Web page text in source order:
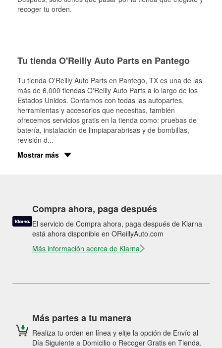
recoger tu orden.
Tu tienda O'Reilly Auto Parts en Pantego
Tu tienda O'Reilly Auto Parts en Pantego, TX es una de las
más de 6,000 tiendas O'Reilly Auto Parts a lo largo de los
Estados Unidos. Contamos con todas las autopartes,
herramientas y accesorios que necesitas, también
ofrecemos servicios gratis en la tienda como: pruebas de
batería, instalación de limpiaparabrisas y de bombillas,
revisión d...
Mostrar más
Compra ahora, paga después
El servicio de Compra ahora, paga después de Klarna
está ahora disponible en OReillyAuto.com
Más información acerca de Klarna
Más partes a tu manera
Realiza tu orden en línea y elije la opción de Envío al
Día Siguiente a Domicilio o Recoger Gratis en Tienda.